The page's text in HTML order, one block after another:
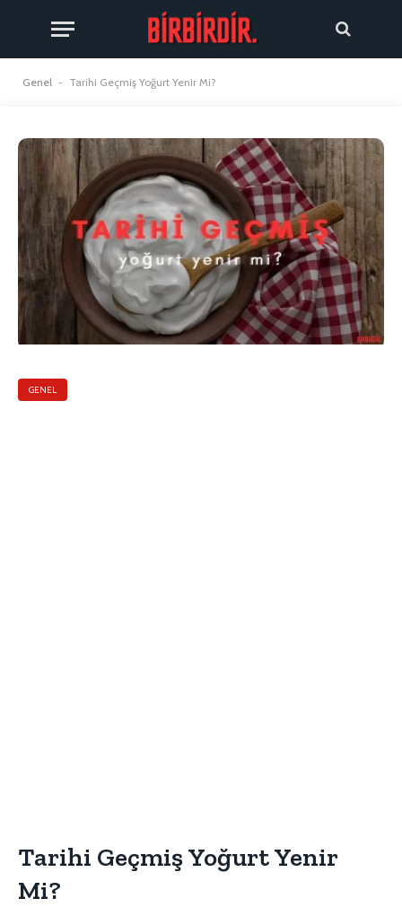
Genel - Tarihi Geçmiş Yoğurt Yenir Mi?
GENEL
Tarihi Geçmiş Yoğurt Yenir
Mi?